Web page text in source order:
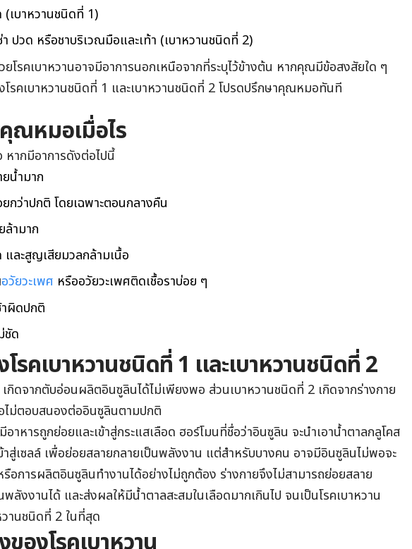
เบาหวานชนิดที่ 1)
า ปวด หรือชาบริเวณมือและเท้า (เบาหวานชนิดที่ 2)
ยโรคเบาหวานอาจมีอาการนอกเหนือจากที่ระบุไว้ข้างต้น หากคุณมีข้อสงสัยใด ๆ
โรคเบาหวานชนิดที่ 1 และเบาหวานชนิดที่ 2 โปรดปรึกษาคุณหมอทันที
ณหมอเมื่อไร
ากมีอาการดังต่อไปนี้
น้ำมาก
ยกว่าปกติ โดยเฉพาะตอนกลางคืน
ล้ามาก
ละสูญเสียมวลกล้ามเนื้อ
อวัยวะเพศ หรืออวัยวะเพศติดเชื้อราบ่อย ๆ
ผิดปกติ
ชัด
โรคเบาหวานชนิดที่ 1 และเบาหวานชนิดที่ 2
กิดจากตับอ่อนผลิตอินซูลินได้ไม่เพียงพอ ส่วนเบาหวานชนิดที่ 2 เกิดจากร่างกาย
ม่ตอบสนองต่ออินซูลินตามปกติ
าหารถูกย่อยและเข้าสู่กระแสเลือด ฮอร์โมนที่ชื่อว่าอินซูลิน จะนำเอาน้ำตาลกลูโคส
าสู่เซลล์ เพื่อย่อยสลายกลายเป็นพลังงาน แต่สำหรับบางคน อาจมีอินซูลินไม่พอจะ
รือการผลิตอินซูลินทำงานได้อย่างไม่ถูกต้อง ร่างกายจึงไม่สามารถย่อยสลาย
พลังงานได้ และส่งผลให้มีน้ำตาลสะสมในเลือดมากเกินไป จนเป็นโรคเบาหวาน
านชนิดที่ 2 ในที่สุด